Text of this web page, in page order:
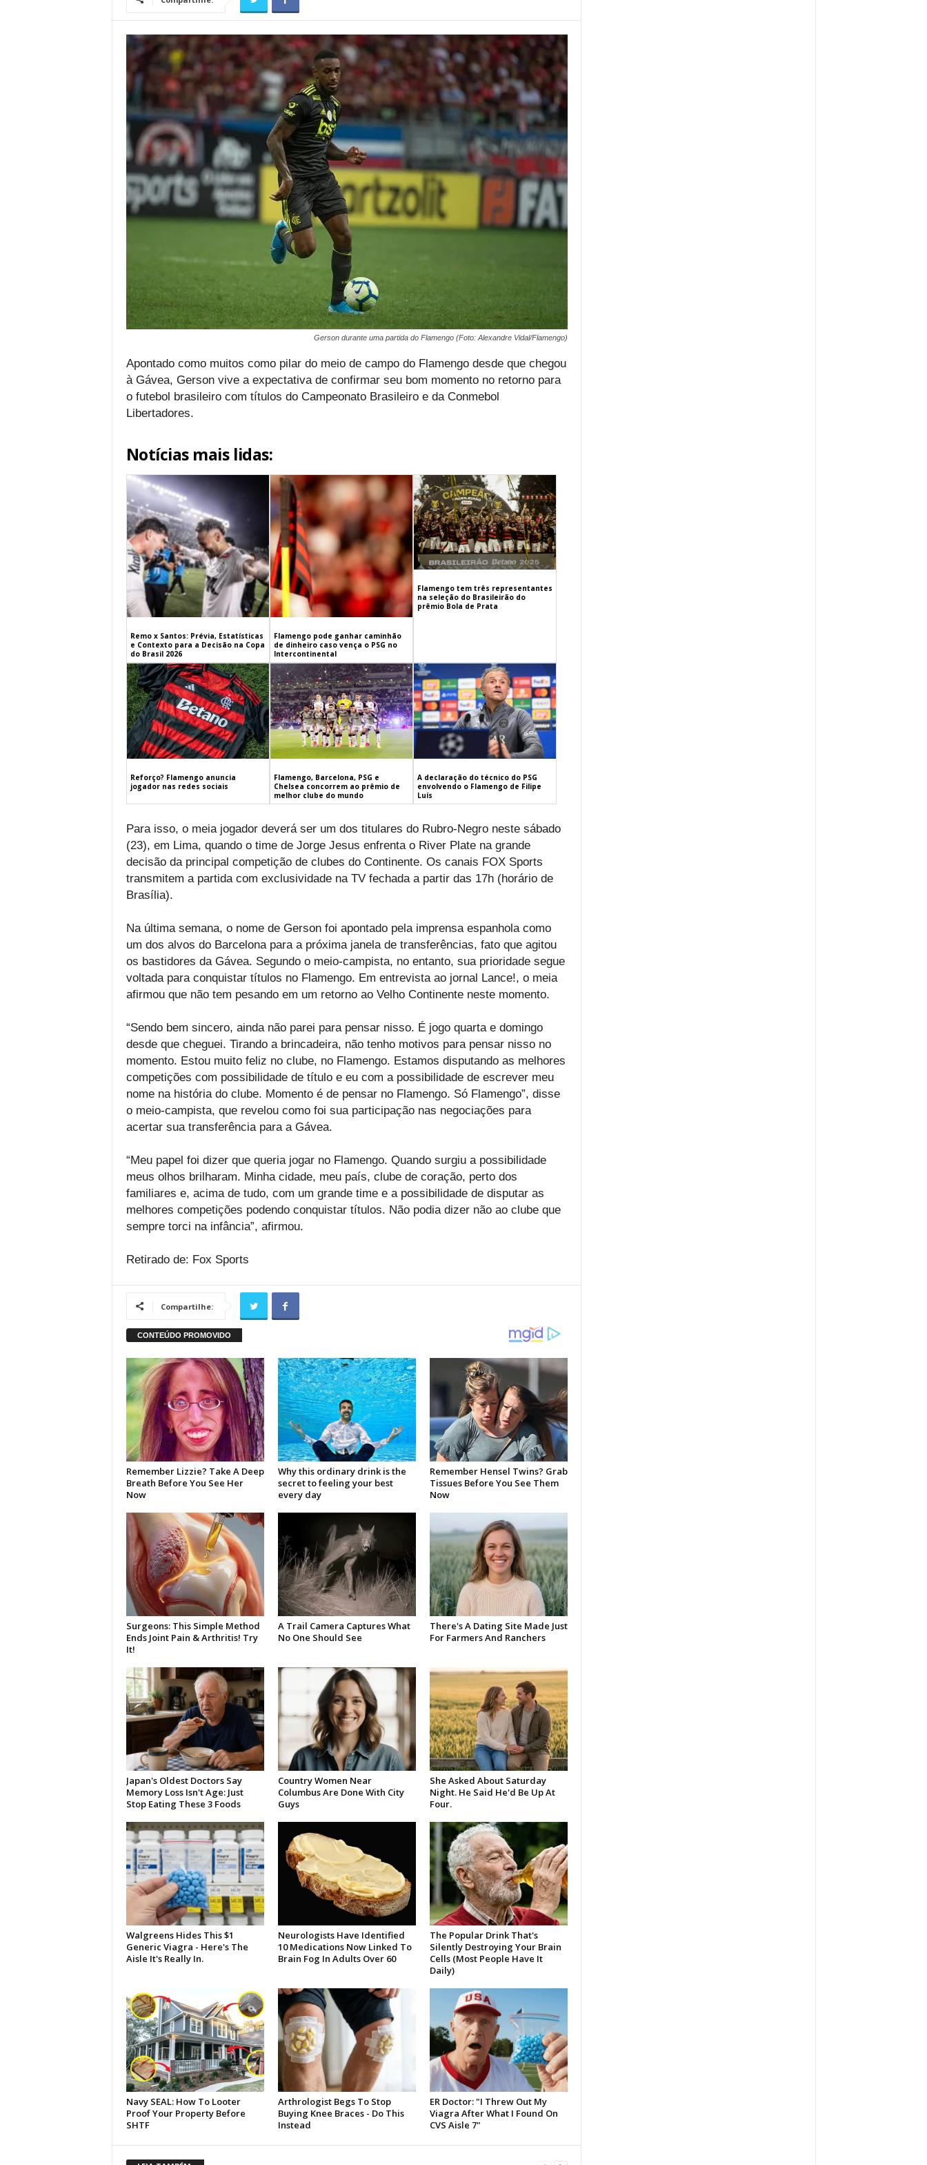
Gerson durante uma partida do Flamengo (Foto: Alexandre Vidal/Flamengo)
Apontado como muitos como pilar do meio de campo do Flamengo desde que chegou
à Gávea, Gerson vive a expectativa de confirmar seu bom momento no retorno para
o futebol brasileiro com títulos do Campeonato Brasileiro e da Conmebol
Libertadores.
Notícias mais lidas:
Remo x Santos: Prévia, Estatísticas
e Contexto para a Decisão na Copa
do Brasil 2026
Flamengo pode ganhar caminhão
de dinheiro caso vença o PSG no
Intercontinental
Flamengo tem três representantes
na seleção do Brasileirão do
prêmio Bola de Prata
Reforço? Flamengo anuncia
jogador nas redes sociais
Flamengo, Barcelona, PSG e
Chelsea concorrem ao prêmio de
melhor clube do mundo
A declaração do técnico do PSG
envolvendo o Flamengo de Filipe
Luís
Para isso, o meia jogador deverá ser um dos titulares do Rubro-Negro neste sábado
(23), em Lima, quando o time de Jorge Jesus enfrenta o River Plate na grande
decisão da principal competição de clubes do Continente. Os canais FOX Sports
transmitem a partida com exclusividade na TV fechada a partir das 17h (horário de
Brasília).
Na última semana, o nome de Gerson foi apontado pela imprensa espanhola como
um dos alvos do Barcelona para a próxima janela de transferências, fato que agitou
os bastidores da Gávea. Segundo o meio-campista, no entanto, sua prioridade segue
voltada para conquistar títulos no Flamengo. Em entrevista ao jornal Lance!, o meia
afirmou que não tem pesando em um retorno ao Velho Continente neste momento.
“Sendo bem sincero, ainda não parei para pensar nisso. É jogo quarta e domingo
desde que cheguei. Tirando a brincadeira, não tenho motivos para pensar nisso no
momento. Estou muito feliz no clube, no Flamengo. Estamos disputando as melhores
competições com possibilidade de título e eu com a possibilidade de escrever meu
nome na história do clube. Momento é de pensar no Flamengo. Só Flamengo”, disse
o meio-campista, que revelou como foi sua participação nas negociações para
acertar sua transferência para a Gávea.
“Meu papel foi dizer que queria jogar no Flamengo. Quando surgiu a possibilidade
meus olhos brilharam. Minha cidade, meu país, clube de coração, perto dos
familiares e, acima de tudo, com um grande time e a possibilidade de disputar as
melhores competições podendo conquistar títulos. Não podia dizer não ao clube que
sempre torci na infância”, afirmou.
Retirado de: Fox Sports
Compartilhe: